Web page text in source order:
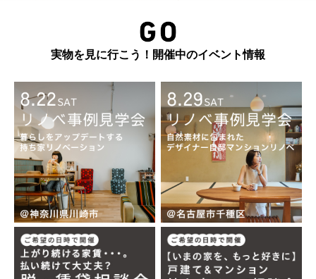
実物を見に行こう！開催中のイベント情報